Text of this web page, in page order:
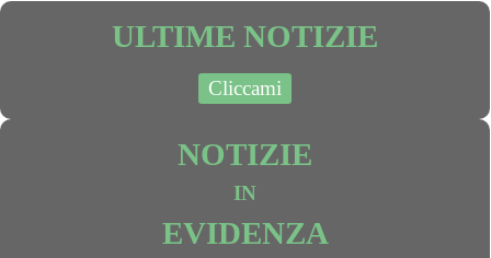
ULTIME NOTIZIE
Cliccami
NOTIZIE
IN
EVIDENZA